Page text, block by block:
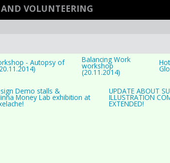
VOLUNTEERING
- Autopsy of Balancing Work
workshop
(20.11.2014)
Demo stalls &
Money Lab exhibition at
UPDATE ABOUT
ILLUSTRATION
EXTENDED!